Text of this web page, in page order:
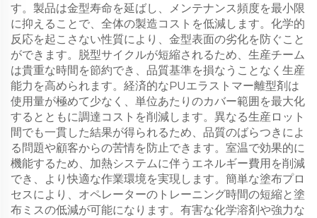
す。製品は金型寿命を延ばし、メンテナンス頻度を最小限
に抑えることで、全体の製造コストを低減します。化学的
反応を起こさない性質により、金型表面の劣化を防ぐこと
ができます。脱型サイクルが短縮されるため、生産チーム
は貴重な時間を節約でき、品質基準を損なうことなく生産
能力を高められます。経済的なPUエラストマー離型剤は
使用量が極めて少なく、単位あたりのカバー範囲を最大化
するとともに調達コストを削減します。異なる生産ロット
間でも一貫した結果が得られるため、品質のばらつきによ
る問題や顧客からの苦情を防止できます。室温で効果的に
機能するため、加熱システムに伴うエネルギー費用を削減
でき、より快適な作業環境を実現します。簡単な塗布プロ
セスにより、オペレーターのトレーニング時間の短縮と塗
布ミスの低減が可能になります。有害な化学溶剤や強力な